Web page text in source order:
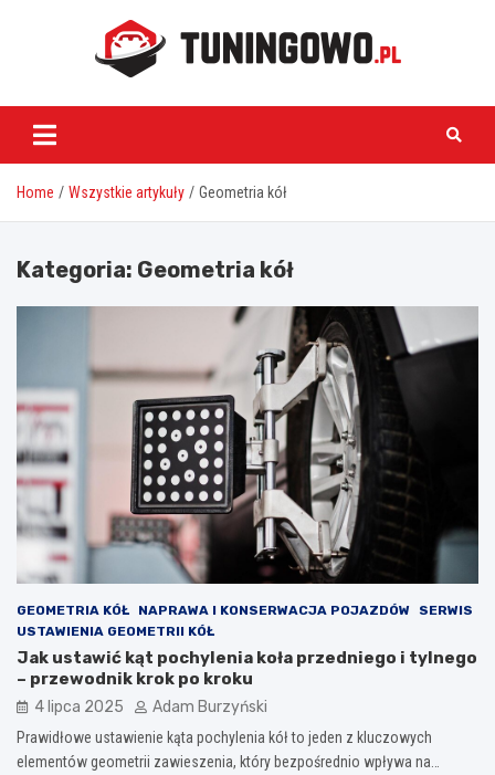
tuningowo.pl
Home Wszystkie artykuły Geometria kół
Kategoria: Geometria kół
GEOMETRIA KÓŁ NAPRAWA I KONSERWACJA POJAZDÓW
SERWIS
USTAWIENIA GEOMETRII KÓŁ
Jak ustawić kąt pochylenia koła przedniego i tylnego
– przewodnik krok po kroku
4 lipca 2025 Adam Burzyński
Prawidłowe ustawienie kąta pochylenia kół to jeden z kluczowych
elementów geometrii zawieszenia, który bezpośrednio wpływa na…